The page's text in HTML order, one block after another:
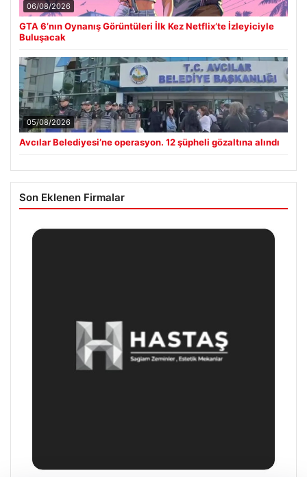
06/08/2026
GTA 6’nın Oynanış Görüntüleri İlk Kez Netflix’te İzleyiciyle
Buluşacak
05/08/2026
Avcılar Belediyesi’ne operasyon. 12 şüpheli gözaltına alındı
Son Eklenen Firmalar